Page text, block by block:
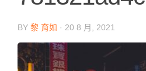
BY 黎 育如 · 20 8 月, 2021